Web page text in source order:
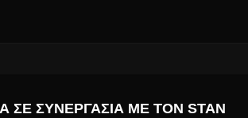
ΣΕ ΣΥΝΕΡΓΑΣΊΑ ΜΕ ΤΟΝ STAN